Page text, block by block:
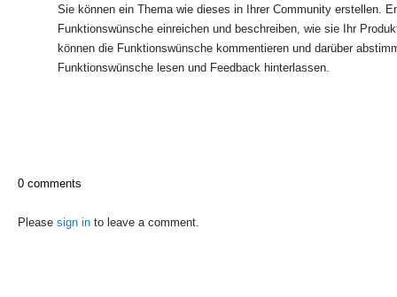
Sie können ein Thema wie dieses in Ihrer Community erstellen.
Funktionswünsche einreichen und beschreiben, wie sie Ihr
können die Funktionswünsche kommentieren und darüber
Funktionswünsche lesen und Feedback hinterlassen.
0 comments
Please sign in to leave a comment.